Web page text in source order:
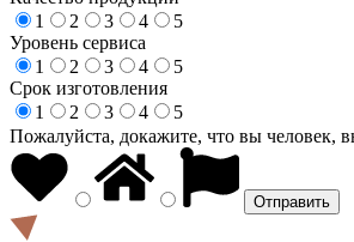
1
2 3 4
5
Уровень сервиса
1
2 3 4
5
Срок изготовления
1
2 3 4
5
Пожалуйста, докажите, что вы человек,